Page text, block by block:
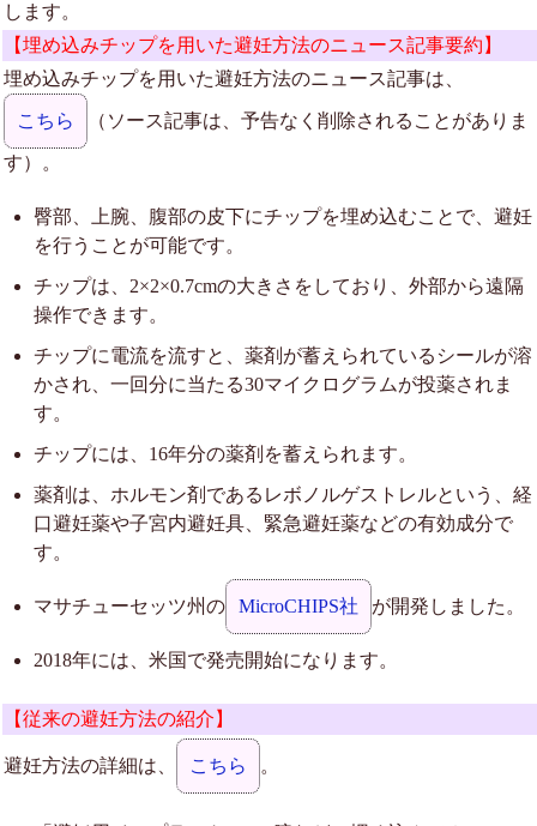
します。
【埋め込みチップを用いた避妊方法のニュース記事要約】
埋め込みチップを用いた避妊方法のニュース記事は、
こちら （ソース記事は、予告なく削除されることがありま
す）。
臀部、上腕、腹部の皮下にチップを埋め込むことで、避妊
を行うことが可能です。
チップは、2×2×0.7cmの大きさをしており、外部から遠隔
操作できます。
チップに電流を流すと、薬剤が蓄えられているシールが溶
かされ、一回分に当たる30マイクログラムが投薬されま
す。
チップには、16年分の薬剤を蓄えられます。
薬剤は、ホルモン剤であるレボノルゲストレルという、経
口避妊薬や子宮内避妊具、緊急避妊薬などの有効成分で
す。
マサチューセッツ州の MicroCHIPS社 が開発しました。
2018年には、米国で発売開始になります。
【従来の避妊方法の紹介】
避妊方法の詳細は、 こちら 。